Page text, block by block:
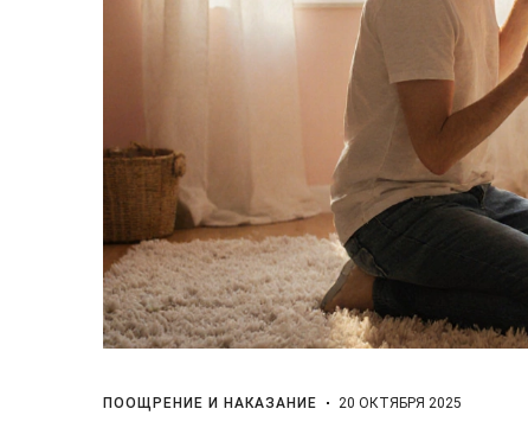
ПООЩРЕНИЕ И НАКАЗАНИЕ 20 ОКТЯБРЯ 2025